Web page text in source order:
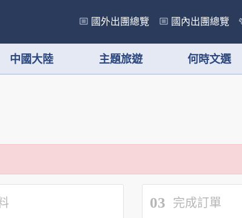
國外出團總覽 國內出團總覽
中國大陸 主題旅遊 何時文選
03 完成訂單